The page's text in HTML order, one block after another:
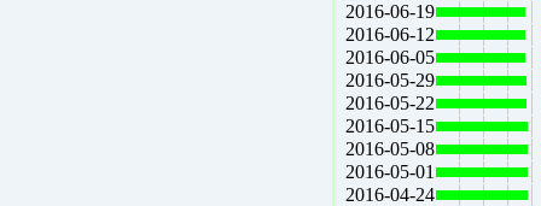
2016-06-19
2016-06-12
2016-06-05
2016-05-29
2016-05-22
2016-05-15
2016-05-08
2016-05-01
2016-04-24